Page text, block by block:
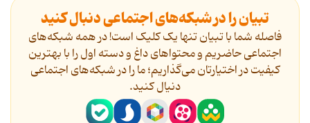
تبیان را در شبکه‌های اجتماعی دنبال کنید
فاصله شما با تبیان تنها یک کلیک است! در همه شبکه‌های
اجتماعی حاضریم و محتواهای داغ و دسته اول را با بهترین
کیفیت در اختیارتان می‌گذاریم؛ ما را در شبکه‌های اجتماعی
دنیال کنید.